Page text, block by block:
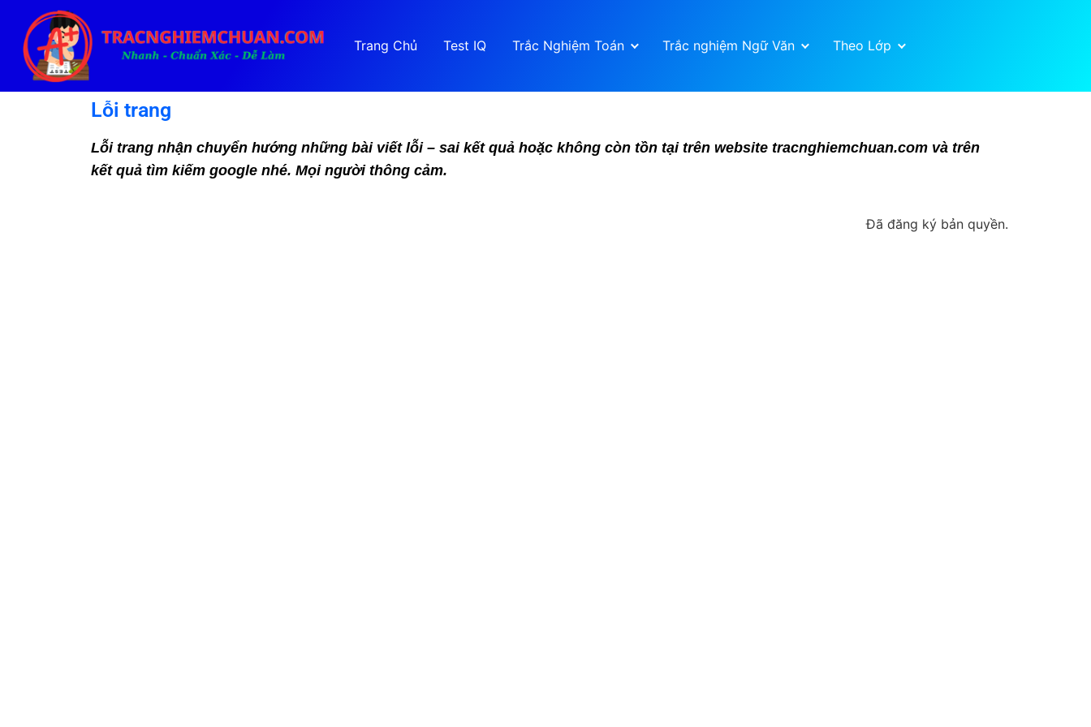
Trang Chủ Test IQ Trắc Nghiệm Toán Trắc nghiệm Ngữ Văn Theo Lớp
Lỗi trang
Lỗi trang nhận chuyển hướng những bài viết lỗi – sai kết quả hoặc không còn tồn tại trên website tracnghiemchuan.com và trên
kết quả tìm kiếm google nhé. Mọi người thông cảm.
Đã đăng ký bản quyền.